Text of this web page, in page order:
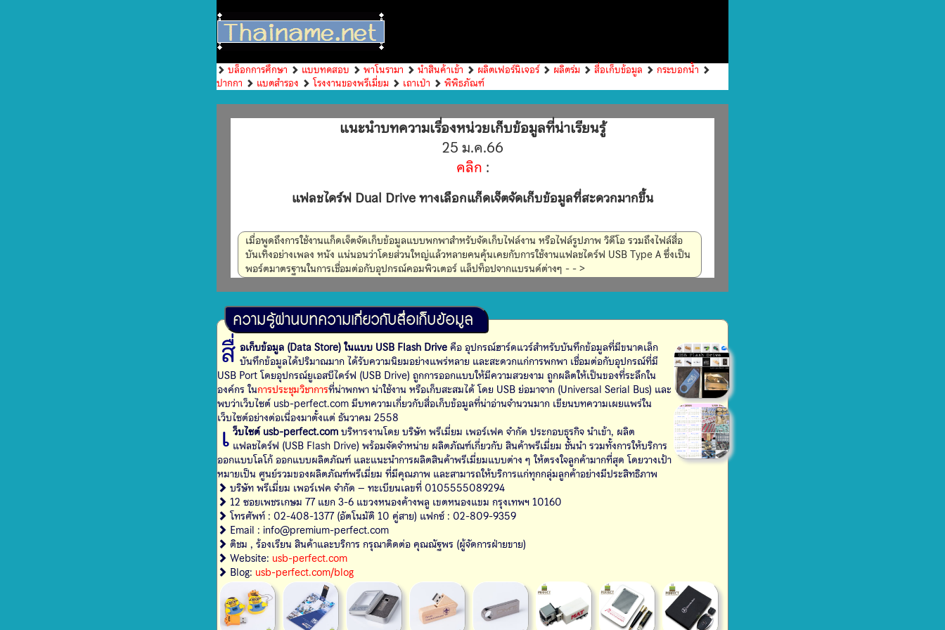
บล็อกการศึกษา แบบทดสอบ พาโนรามา นำสินค้าเข้า ผลิตเฟอร์นิเจอร์ ผลิตร่ม สื่อเก็บข้อมูล
กระบอกน้ำ
ปากกา
แบตสำรอง โรงงานของพรีเมี่ยม เถาเป่า พิพิธภัณฑ์
แนะนำบทความเรื่องหน่วยเก็บข้อมูลที่น่าเรียนรู้
25 ม.ค.66
คลิก :
แฟลชไดร์ฟ Dual Drive ทางเลือกแก็ดเจ็ตจัดเก็บข้อมูลที่สะดวกมากขึ้น
เมื่อพูดถึงการใช้งานแก็ดเจ็ตจัดเก็บข้อมูลแบบพกพาสำหรับจัดเก็บไฟล์งาน หรือไฟล์รูปภาพ วิดีโอ รวมถึงไฟล์สื่อ
บันเทิงอย่างเพลง หนัง แน่นอนว่าโดยส่วนใหญ่แล้วหลายคนคุ้นเคยกับการใช้งานแฟลชไดร์ฟ USB Type A ซึ่งเป็น
พอร์ตมาตรฐานในการเชื่อมต่อกับอุปกรณ์คอมพิวเตอร์ แล็ปท็อปจากแบรนด์ต่างๆ - - >
ความรู้ผ่านบทความเกี่ยวกับสื่อเก็บข้อมูล
สื่ อเก็บข้อมูล (Data Store) ในแบบ USB Flash Driveคือ อุปกรณ์ฮาร์ดแวร์สำหรับบันทึกข้อมูลที่มีขนาดเล็ก
บันทึกข้อมูลได้ปริมาณมาก ได้รับความนิยมอย่างแพร่หลาย และสะดวกแก่การพกพา เชื่อมต่อกับอุปกรณ์ที่มี
USB Port โดยอุปกรณ์ยูเอสบีไดร์ฟ (USB Drive) ถูกการออกแบบให้มีความสวยงาม ถูกผลิตให้เป็นของที่ระลึกใน
องค์กร ในการประชุมวิชาการที่น่าพกพา น่าใช้งาน หรือเก็บสะสมได้ โดย USB ย่อมาจาก (Universal Serial Bus) และ
พบว่าเว็บไซต์ usb-perfect.com มีบทความเกี่ยวกับสื่อเก็บข้อมูลที่น่าอ่านจำนวนมาก เขียนบทความเผยแพร่ใน
เว็บไซต์อย่างต่อเนื่องมาตั้งแต่ ธันวาคม 2558
เ ว็บไซต์ usb-perfect.com
แฟลชไดร์ฟ (USB Flash Drive) พร้อมจัดจำหน่าย ผลิตภัณฑ์เกี่ยวกับ สินค้าพรีเมี่ยม ชั้นนำ รวมทั้งการให้บริการ
ออกแบบโลโก้ ออกแบบผลิตภัณฑ์ และแนะนำการผลิตสินค้าพรีเมี่ยมแบบต่าง ๆ ให้ตรงใจลูกค้ามากที่สุด โดยวางเป้า
หมายเป็น ศูนย์รวมของผลิตภัณฑ์พรีเมี่ยม ที่มีคุณภาพ และสามารถให้บริการแก่ทุกกลุ่มลูกค้าอย่างมีประสิทธิภาพ
บริษัท พรีเมี่ยม เพอร์เฟค จำกัด – ทะเบียนเลขที่ 0105555089294
12 ซอยเพชรเกษม 77 แยก 3-6 แขวงหนองค้างพลู เขตหนองแขม กรุงเทพฯ 10160
โทรศัพท์ : 02-408-1377 (อัตโนมัติ 10 คู่สาย) แฟกซ์ : 02-809-9359
Email : info@premium-perfect.com
ติชม , ร้องเรียน สินค้าและบริการ กรุณาติดต่อ คุณณัฐพร (ผู้จัดการฝ่ายขาย)
Website: usb-perfect.com
Blog: usb-perfect.com/blog